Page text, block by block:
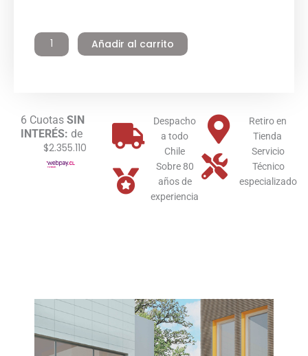
Ares
Tec
Quemador
Gas
Natural
cantidad
Añadir al carrito
6 Cuotas SIN
INTERÉS: de
$2.355.110
Despacho
a todo
Chile
Sobre 80
años de
experiencia
Retiro en
Tienda
Servicio
Técnico
especializado